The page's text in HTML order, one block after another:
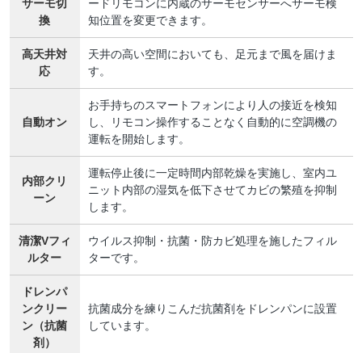
サーモ切
換
ードリモコンに内蔵のサーモセンサーへサーモ検
知位置を変更できます。
高天井対
応
天井の高い空間においても、足元まで風を届けま
す。
自動オン
お手持ちのスマートフォンにより人の接近を検知
し、リモコン操作することなく自動的に空調機の
運転を開始します。
内部クリ
ーン
運転停止後に一定時間内部乾燥を実施し、室内ユ
ニット内部の湿気を低下させてカビの繁殖を抑制
します。
清潔Vフィ
ルター
ウイルス抑制・抗菌・防カビ処理を施したフィル
ターです。
ドレンパ
ンクリー
ン（抗菌
剤）
抗菌成分を練りこんだ抗菌剤をドレンパンに設置
しています。